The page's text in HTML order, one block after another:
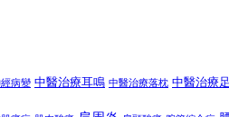
病變 中醫治療耳鳴 中醫治療落枕 中醫治療